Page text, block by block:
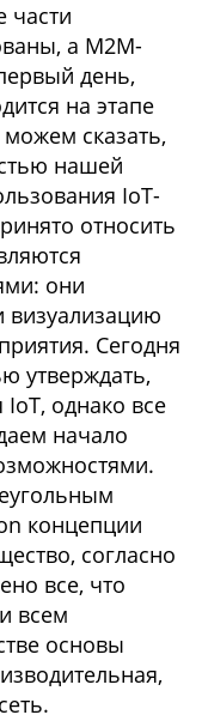
части
а M2M-
день,
на этапе
сказать,
нашей
IoT-
относить
они
визуализацию
Сегодня
утверждать,
IoT, однако все
начало
концепции
согласно
все, что
всем
основы